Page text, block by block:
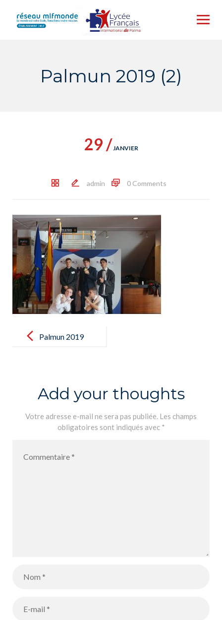
content
Palmun 2019 (2)
29 /JANVIER
admin 0 Comments
navigationPalmun 2019
Add your thoughts
Votre adresse e-mail ne sera pas publiée. Les champs
obligatoires sont indiqués avec *